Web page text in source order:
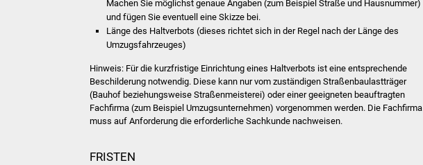
Machen Sie möglichst genaue Angaben (zum Beispiel Straße und Hausnummer)
und fügen Sie eventuell eine Skizze bei.
Länge des Haltverbots (dieses richtet sich in der Regel nach der Länge des
Umzugsfahrzeuges)
Hinweis: Für die kurzfristige Einrichtung eines Haltverbots ist eine entsprechende
Beschilderung notwendig. Diese kann nur vom zuständigen Straßenbaulastträger
(Bauhof beziehungsweise Straßenmeisterei) oder einer geeigneten beauftragten
Fachfirma (zum Beispiel Umzugsunternehmen) vorgenommen werden. Die Fachfirma
muss auf Anforderung die erforderliche Sachkunde nachweisen.
FRISTEN